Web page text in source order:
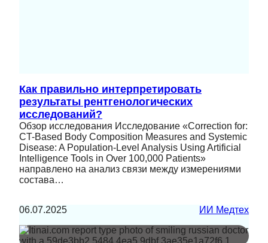
Как правильно интерпретировать
результаты рентгенологических
исследований?
Обзор исследования Исследование «Correction for:
CT-Based Body Composition Measures and Systemic
Disease: A Population-Level Analysis Using Artificial
Intelligence Tools in Over 100,000 Patients»
направлено на анализ связи между измерениями
состава…
06.07.2025 ИИ Медтех